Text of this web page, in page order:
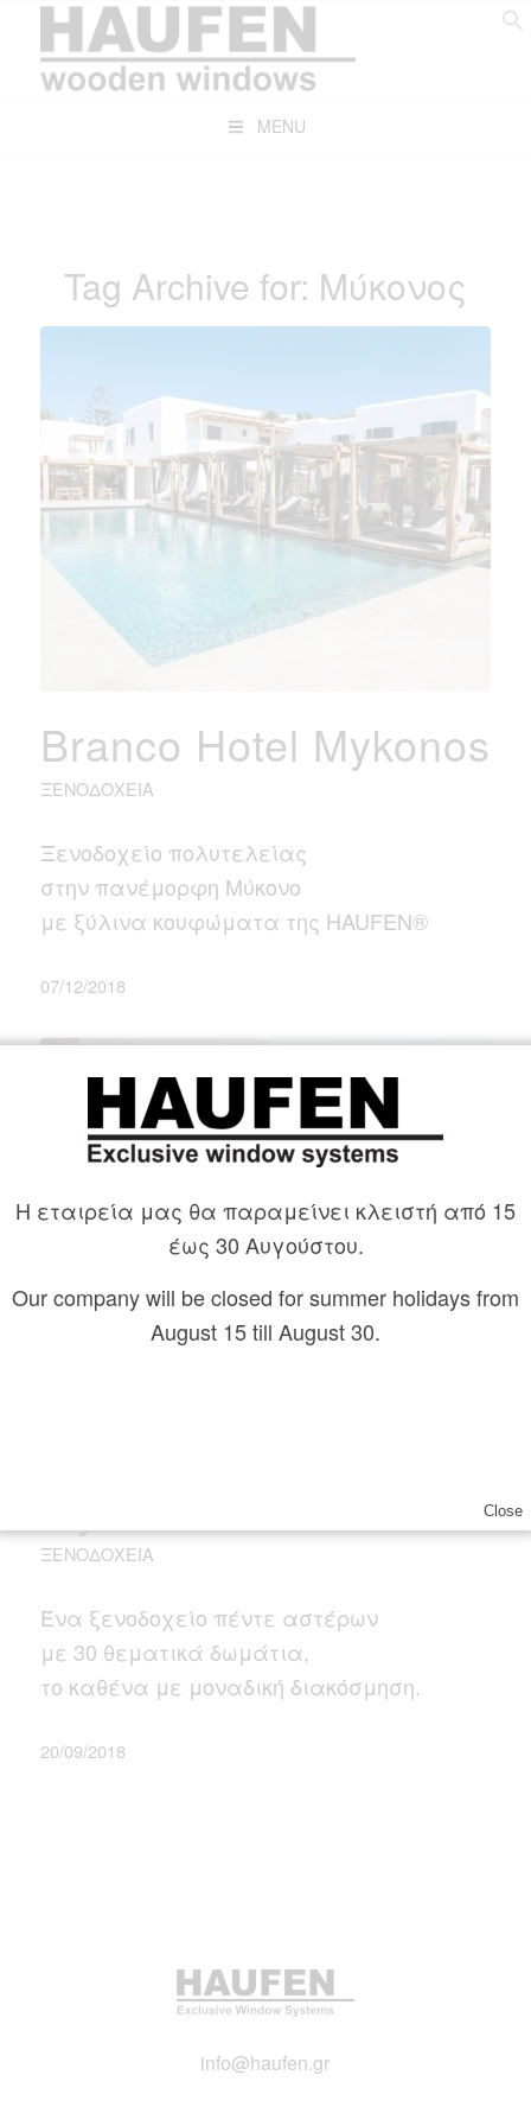
MENU
Tag Archive for: Μύκονος
Branco Hotel Mykonos
ΞΕΝΟΔΟΧΕΊΑ
Ξενοδοχείο πολυτελείας
στην πανέμορφη Μύκονο
με ξύλινα κουφώματα της HAUFEN®
07/12/2018
ΞΕΝΟΔΟΧΕΊΑ
Ένα ξενοδοχείο πέντε αστέρων
με 30 θεματικά δωμάτια,
το καθένα με μοναδική διακόσμηση.
20/09/2018
info@haufen.gr
Close
Η εταιρεία μας θα παραμείνει κλειστή από 15
έως 30 Αυγούστου.
Our company will be closed for summer holidays from
August 15 till August 30.